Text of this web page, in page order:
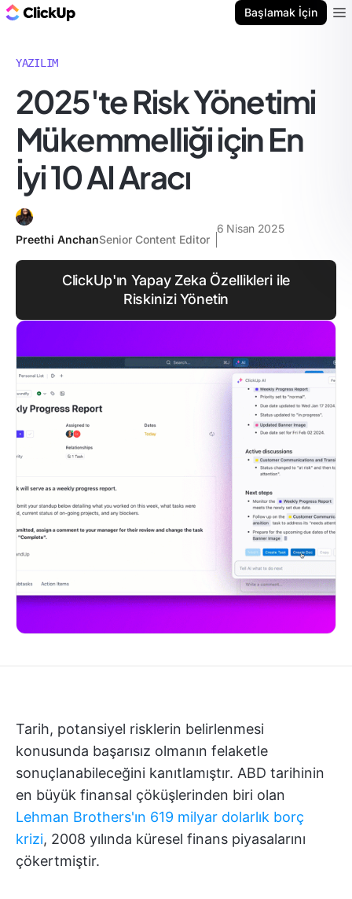
Başlamak İçin
YAZILIM
2025'te Risk Yönetimi
Mükemmelliği için En
İyi 10 AI Aracı
Preethi AnchanSenior Content Editor
6 Nisan 2025
ClickUp'ın Yapay Zeka Özellikleri ile
Riskinizi Yönetin
Tarih, potansiyel risklerin belirlenmesi
konusunda başarısız olmanın felaketle
sonuçlanabileceğini kanıtlamıştır. ABD tarihinin
en büyük finansal çöküşlerinden biri olan
Lehman Brothers'ın 619 milyar dolarlık borç
krizi, 2008 yılında küresel finans piyasalarını
çökertmiştir.